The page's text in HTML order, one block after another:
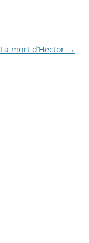
La mort d’Hector →